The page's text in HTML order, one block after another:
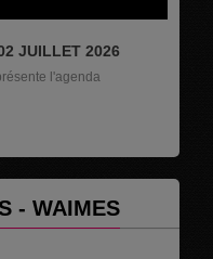
JUILLET 2026
l'agenda
- WAIMES